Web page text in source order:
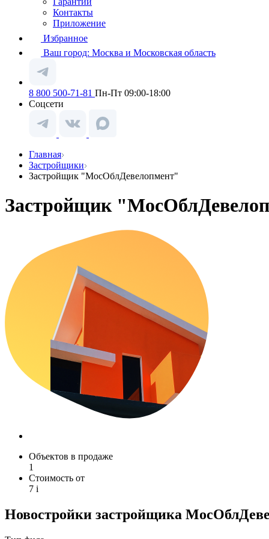
Контакты
Приложение
Избранное
Ваш город: Москва и Московская область
8 800 500-71-81 Пн-Пт 09:00-18:00
Соцсети
Главная
Застройщики
Застройщик "МосОблДевелопмент"
Застройщик
Объектов в продаже
1
Стоимость от
7 i
Новостройки застройщика